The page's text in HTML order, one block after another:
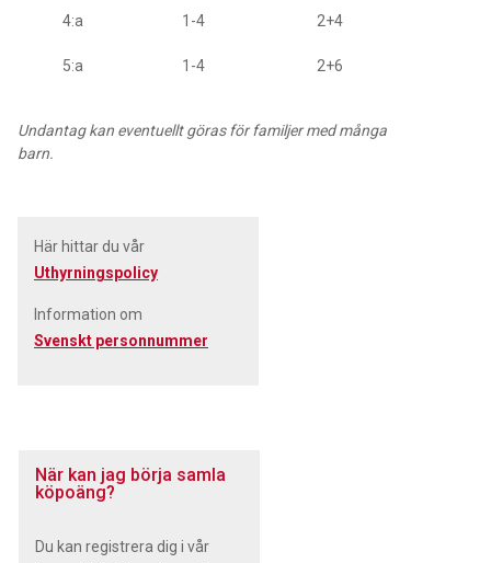
4:a 1-4 2+4
5:a 1-4 2+6
Undantag kan eventuellt göras för familjer med många
barn.
Här hittar du vår
Uthyrningspolicy
Information om
Svenskt personnummer
När kan jag börja samla
köpoäng?
Du kan registrera dig i vår